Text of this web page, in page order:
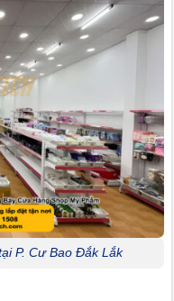
P. Cư Bao Đắk Lắk